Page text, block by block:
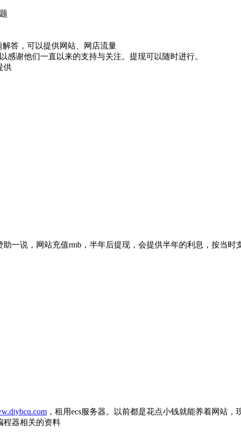
答，可以提供网站、网店流量
感谢他们一直以来的支持与关注。提现可以随时进行。
供
一说，网站充值rmb，半年后提现，会提供半年的利息，按当
，租用ecs服务器。以前都是花点小钱就能养着网站
程器相关的资料